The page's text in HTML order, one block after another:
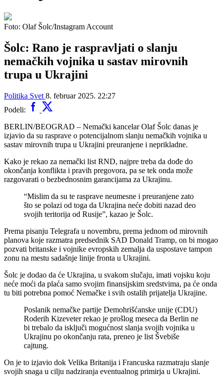
Foto: Olaf Šolc/Instagram Account
Šolc: Rano je raspravljati o slanju
nemačkih vojnika u sastav mirovnih
trupa u Ukrajini
Politika Svet 8. februar 2025. 22:27
Podeli:
BERLIN/BEOGRAD – Nemački kancelar Olaf Šolc danas je
izjavio da su rasprave o potencijalnom slanju nemačkih vojnika u
sastav mirovnih trupa u Ukrajini preuranjene i neprikladne.
Kako je rekao za nemački list RND, najpre treba da dođe do
okončanja konflikta i pravih pregovora, pa se tek onda može
razgovarati o bezbednosnim garancijama za Ukrajinu.
“Mislim da su te rasprave neumesne i preuranjene zato
što se polazi od toga da Ukrajina neće dobiti nazad deo
svojih teritorija od Rusije”, kazao je Šolc.
Prema pisanju Telegrafa u novembru, prema jednom od mirovnih
planova koje razmatra predsednik SAD Donald Tramp, on bi mogao
pozvati britanske i vojnike evropskih zemalja da uspostave tampon
zonu na mestu sadašnje linije fronta u Ukrajini.
Šolc je dodao da će Ukrajina, u svakom slučaju, imati vojsku koju
neće moći da plaća samo svojim finansijskim sredstvima, pa će onda
tu biti potrebna pomoć Nemačke i svih ostalih prijatelja Ukrajine.
Poslanik nemačke partije Demohrišćanske unije (CDU)
Roderih Kizeveter rekao je prošlog meseca da Berlin ne
bi trebalo da isključi mogućnost slanja svojih vojnika u
Ukrajinu po okončanju rata, preneo je list Švebiše
cajtung.
On je to izjavio dok Velika Britanija i Francuska razmatraju slanje
svojih snaga u cilju nadziranja eventualnog primirja u Ukrajini.